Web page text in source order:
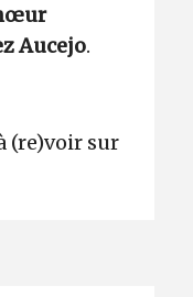
Aucejo.
(re)voir sur